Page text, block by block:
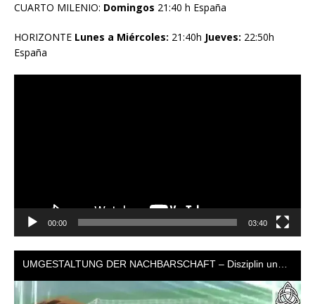
CUARTO MILENIO: Domingos 21:40 h España
HORIZONTE Lunes a Miércoles: 21:40h Jueves: 22:50h
España
00:00 03:40